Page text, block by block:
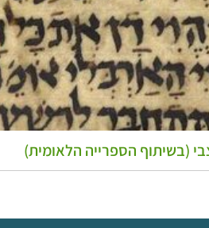
(בשיתוף הספרייה הלאומית)